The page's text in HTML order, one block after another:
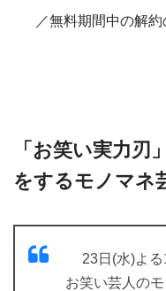
／無料期間中の解
「お笑い実力刃
をするモノマネ
23日(水)よ
お笑い芸人の